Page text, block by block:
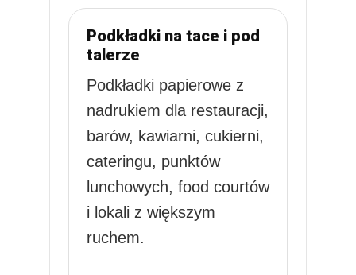
Podkładki na tace i pod
talerze
Podkładki papierowe z
nadrukiem dla restauracji,
barów, kawiarni, cukierni,
cateringu, punktów
lunchowych, food courtów
i lokali z większym
ruchem.